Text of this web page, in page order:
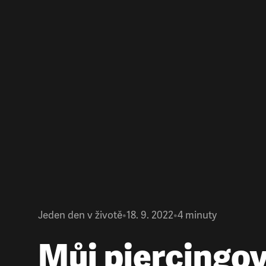
Jeden den v životě•18. 9. 2022•4 minuty
Můj